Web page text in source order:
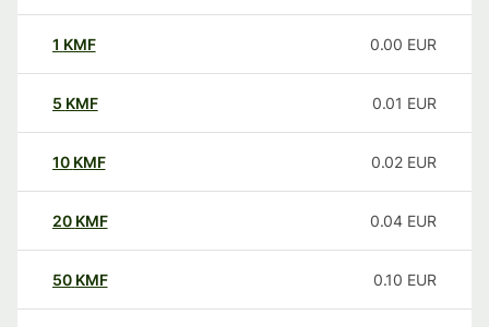
1 KMF 0.00 EUR
5 KMF 0.01 EUR
10 KMF 0.02 EUR
20 KMF 0.04 EUR
50 KMF 0.10 EUR